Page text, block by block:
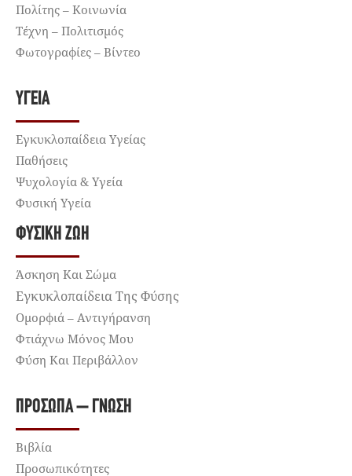
Πολίτης – Κοινωνία
Τέχνη – Πολιτισμός
Φωτογραφίες – Βίντεο
ΥΓΕΊΑ
Εγκυκλοπαίδεια Υγείας
Παθήσεις
Ψυχολογία & Υγεία
Φυσική Υγεία
ΦΥΣΙΚΉ ΖΩΉ
Άσκηση Και Σώμα
Εγκυκλοπαίδεια Της Φύσης
Ομορφιά – Αντιγήρανση
Φτιάχνω Μόνος Μου
Φύση Και Περιβάλλον
ΠΡΌΣΩΠΑ – ΓΝΏΣΗ
Βιβλία
Προσωπικότητες